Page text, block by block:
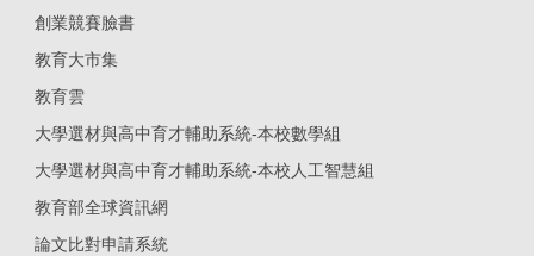
創業競賽臉書
教育大市集
教育雲
大學選材與高中育才輔助系統-本校數學組
大學選材與高中育才輔助系統-本校人工智慧組
教育部全球資訊網
論文比對申請系統